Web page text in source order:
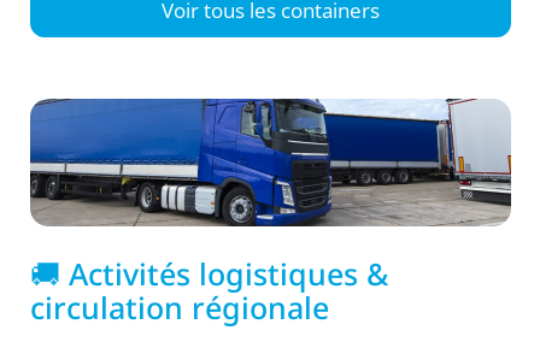
Voir tous les containers
🚚 Activités logistiques &
circulation régionale